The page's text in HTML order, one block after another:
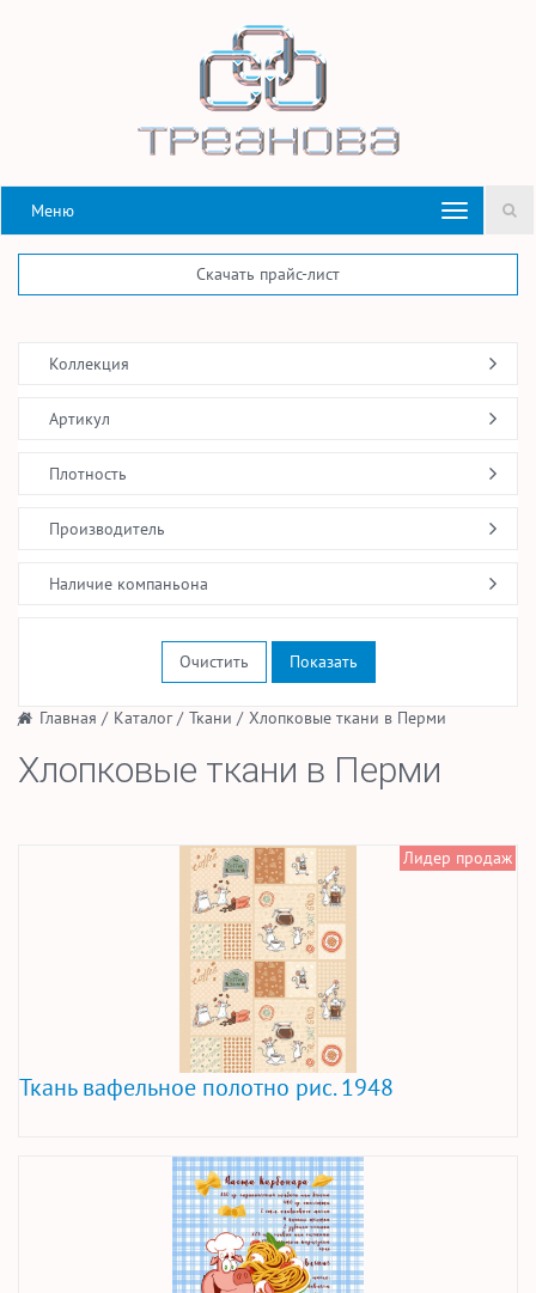
Меню
Скачать прайс-лист
/ Главная / Каталог/ Ткани / Хлопковые ткани в Перми
Хлопковые ткани в Перми
Лидер продаж
Ткань вафельное полотно рис. 1948
Коллекция
Артикул
Плотность
Производитель
Наличие компаньона
Очистить